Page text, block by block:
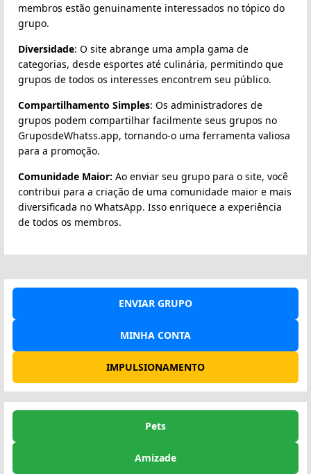
membros estão genuinamente interessados no tópico do
grupo.
Diversidade: O site abrange uma ampla gama de
categorias, desde esportes até culinária, permitindo que
grupos de todos os interesses encontrem seu público.
Compartilhamento Simples: Os administradores de
grupos podem compartilhar facilmente seus grupos no
GruposdeWhatss.app, tornando-o uma ferramenta valiosa
para a promoção.
Comunidade Maior: Ao enviar seu grupo para o site, você
contribui para a criação de uma comunidade maior e mais
diversificada no WhatsApp. Isso enriquece a experiência
de todos os membros.
ENVIAR GRUPO
MINHA CONTA
IMPULSIONAMENTO
Pets
Amizade